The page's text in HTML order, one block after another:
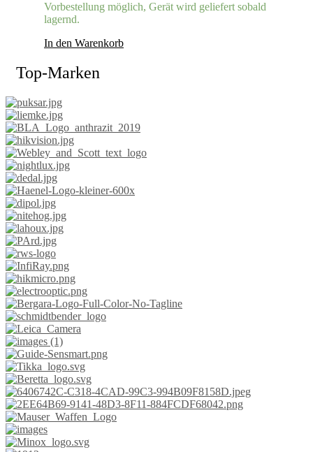
Vorbestellung möglich, Gerät wird geliefert sobald
lagernd.
In den Warenkorb
Top-Marken